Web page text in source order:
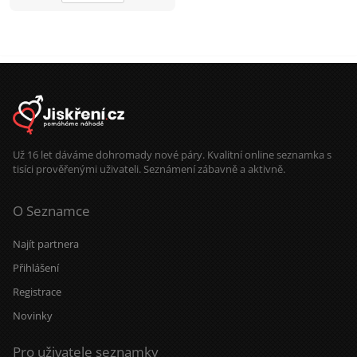
Už 16 let dáváme dohromady nové páry. Kvalitní online seznamka s
tisíci prověřenými uživateli. Seznámení zábavně a aktivně.
O Seznamce
Najít partnera
Přihlášení
Registrace
Novinky
Pro uživatele seznamky